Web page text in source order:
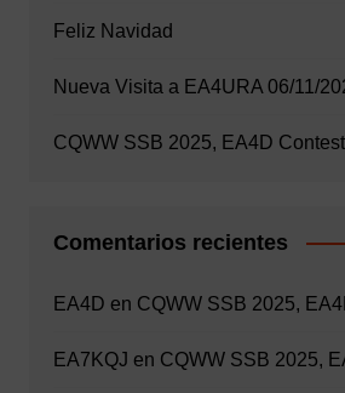
Feliz Navidad
Nueva Visita a EA4URA 06/11/
CQWW SSB 2025, EA4D
Comentarios recientes
EA4D en CQWW SSB 2025,
EA7KQJ en CQWW SSB 2025,